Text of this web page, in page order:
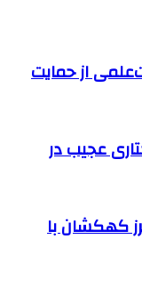
از حمایت
عجیب در
کهکشان با